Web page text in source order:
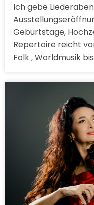
Ich gebe
Geburtstage,
Repertoire reicht
Folk , Worldmusik